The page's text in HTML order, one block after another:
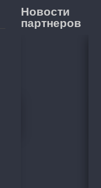
Новости
партнеров